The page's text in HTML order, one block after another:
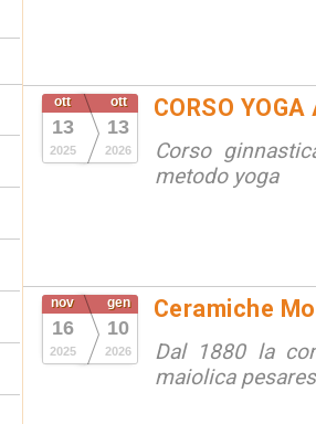
ott
13
2025
ott
13
2026
CORSO
Corso
metodo yoga
nov
16
2025
gen
10
2026
Ceramiche
Dal 1880 la
maiolica